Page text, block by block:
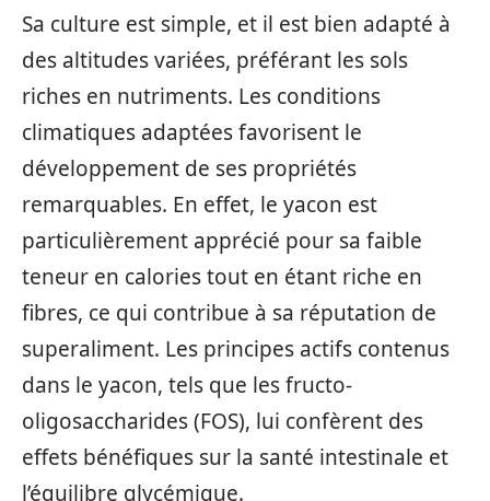
Sa culture est simple, et il est bien adapté à
des altitudes variées, préférant les sols
riches en nutriments. Les conditions
climatiques adaptées favorisent le
développement de ses propriétés
remarquables. En effet, le yacon est
particulièrement apprécié pour sa faible
teneur en calories tout en étant riche en
fibres, ce qui contribue à sa réputation de
superaliment. Les principes actifs contenus
dans le yacon, tels que les fructo-
oligosaccharides (FOS), lui confèrent des
effets bénéfiques sur la santé intestinale et
l’équilibre glycémique.